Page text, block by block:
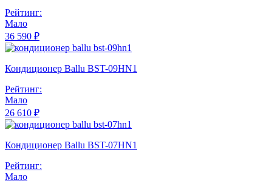
Рейтинг:
Мало
36 590 ₽
Кондиционер Ballu BST-09HN1
Рейтинг:
Мало
26 610 ₽
Кондиционер Ballu BST-07HN1
Рейтинг:
Мало